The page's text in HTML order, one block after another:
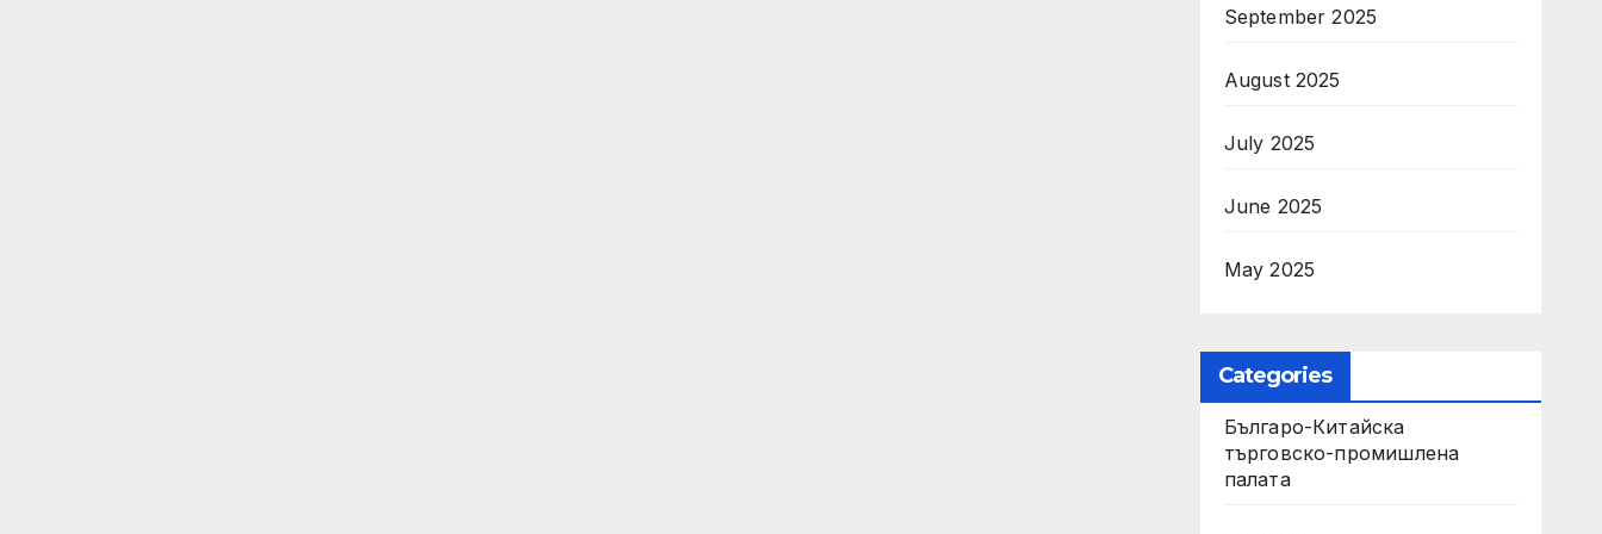
September 2025
August 2025
July 2025
June 2025
May 2025
Categories
Българо-Китайска
търговско-промишлена
палата